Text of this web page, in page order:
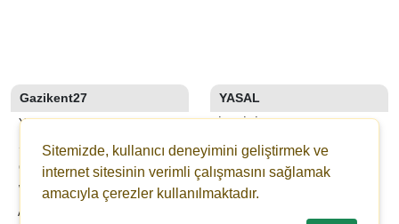
Gazikent27
YAZARLAR
SON DAKİKA
GALERİLER
WEBTV
ANKETLER
YASAL
İLETIŞIM
KÜNYE
YAYIN İLKELERI
KURALLAR
Sitemizde, kullanıcı deneyimini geliştirmek ve
internet sitesinin verimli çalışmasını sağlamak
amacıyla çerezler kullanılmaktadır.